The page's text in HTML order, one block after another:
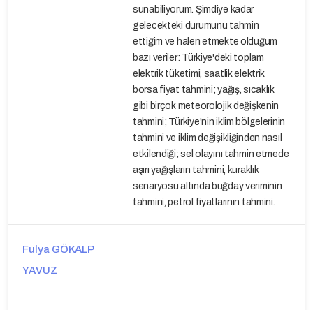
sunabiliyorum. Şimdiye kadar
gelecekteki durumunu tahmin
ettiğim ve halen etmekte olduğum
bazı veriler: Türkiye'deki toplam
elektrik tüketimi, saatlik elektrik
borsa fiyat tahmini; yağış, sıcaklık
gibi birçok meteorolojik değişkenin
tahmini; Türkiye'nin iklim bölgelerinin
tahmini ve iklim değişikliğinden nasıl
etkilendiği; sel olayını tahmin etmede
aşırı yağışların tahmini, kuraklık
senaryosu altında buğday veriminin
tahmini, petrol fiyatlarının tahmini.
Fulya GÖKALP
YAVUZ